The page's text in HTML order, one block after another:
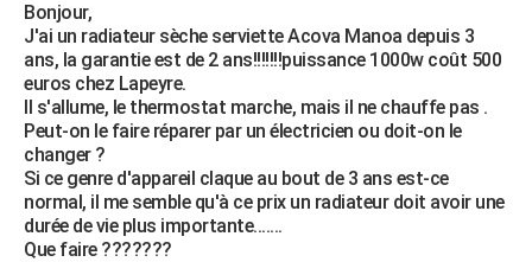
Essais
Réserver un essai
Citadines
Berlines
SUV
Forum auto
+HIGH-TECH
Mobiles
Meilleur smartphone
Internet
Ordinateurs
Jeux vidéo
Guide high-tech
+BRICOLAGE
Forum
Aménagement intérieur
Extérieur
Cuisine
Salle de bains
Jardinage
Rangement
WEEK-END
Guides de France
Escapades
Patrimoine
Expositions
Musées
Week-end nature
+LIFESTYLE
Art de vivre
Bien-être
Loisirs
ModeModes de vie
SANTE
Bonjour,
J'ai un radiateur sèche serviette Acova Manoa depuis 3
ans, la garantie est de 2 ans!!!!!!!puissance 1000w coût 500
euros chez Lapeyre.
Il s'allume, le thermostat marche, mais il ne chauffe pas .
Peut-on le faire réparer par un électricien ou doit-on le
changer ?
Si ce genre d'appareil claque au bout de 3 ans est-ce
normal, il me semble qu'à ce prix un radiateur doit avoir une
durée de vie plus importante.......
Que faire ???????